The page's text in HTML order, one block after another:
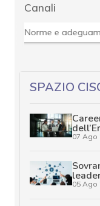
Canali
Norme e
SPAZIO
07 Ago
05 Ago